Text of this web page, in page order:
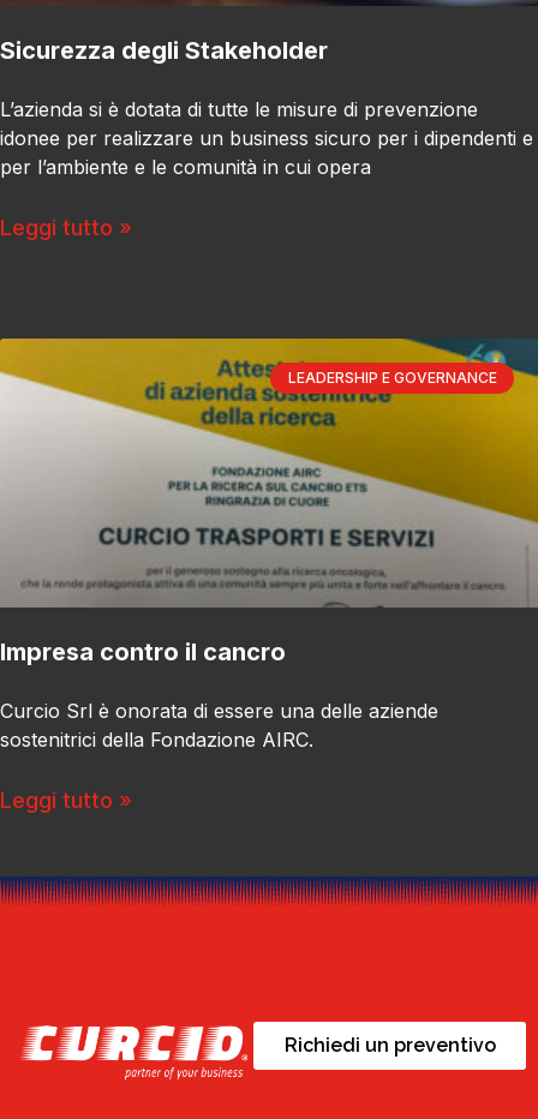
Sicurezza degli Stakeholder
L’azienda si è dotata di tutte le misure di prevenzione
idonee per realizzare un business sicuro per i dipendenti e
per l’ambiente e le comunità in cui opera
Leggi tutto »
LEADERSHIP E GOVERNANCE
Impresa contro il cancro
Curcio Srl è onorata di essere una delle aziende
sostenitrici della Fondazione AIRC.
Leggi tutto »
Richiedi un preventivo